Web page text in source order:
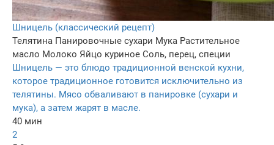
Шницель (классический рецепт)
Телятина Панировочные сухари Мука Растительное
масло Молоко Яйцо куриное Соль, перец, специи
Шницель — это блюдо традиционной венской кухни,
которое традиционное готовится исключительно из
телятины. Мясо обваливают в панировке (сухари и
мука), а затем жарят в масле.
40 мин
2